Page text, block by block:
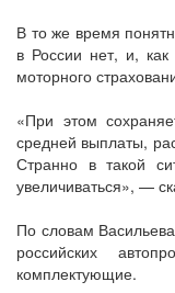
В то же время
в России нет, и,
моторного
«При этом
средней выплаты,
Странно в такой
увеличиваться», —
По словам
российских
комплектующие.